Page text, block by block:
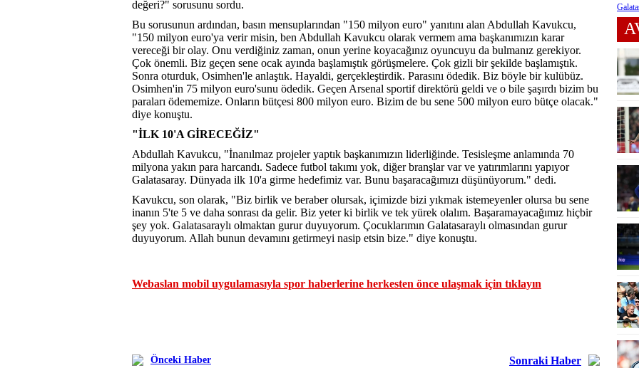
değeri?" sorusunu sordu.
Bu sorusunun ardından, basın mensuplarından "150 milyon euro" yanıtını alan Abdullah Kavukcu,
"150 milyon euro'ya verir misin, ben Abdullah Kavukcu olarak vermem ama başkanımızın karar
vereceği bir olay. Onu verdiğiniz zaman, onun yerine koyacağınız oyuncuyu da bulmanız gerekiyor.
Çok önemli. Biz geçen sene ocak ayında başlamıştık görüşmelere. Çok gizli bir şekilde başlamıştık.
Sonra oturduk, Osimhen'le anlaştık. Hayaldi, gerçekleştirdik. Parasını ödedik. Biz böyle bir kulübüz.
Osimhen'in 75 milyon euro'sunu ödedik. Geçen Arsenal sportif direktörü geldi ve o bile şaşırdı bizim bu
paraları ödememize. Onların bütçesi 800 milyon euro. Bizim de bu sene 500 milyon euro bütçe olacak."
diye konuştu.
"İLK 10'A GİRECEĞİZ"
Abdullah Kavukcu, "İnanılmaz projeler yaptık başkanımızın liderliğinde. Tesisleşme anlamında 70
milyona yakın para harcandı. Sadece futbol takımı yok, diğer branşlar var ve yatırımlarını yapıyor
Galatasaray. Dünyada ilk 10'a girme hedefimiz var. Bunu başaracağımızı düşünüyorum." dedi.
Kavukcu, son olarak, "Biz birlik ve beraber olursak, içimizde bizi yıkmak istemeyenler olursa bu sene
inanın 5'te 5 ve daha sonrası da gelir. Biz yeter ki birlik ve tek yürek olalım. Başaramayacağımız hiçbir
şey yok. Galatasaraylı olmaktan gurur duyuyorum. Çocuklarımın Galatasaraylı olmasından gurur
duyuyorum. Allah bunun devamını getirmeyi nasip etsin bize." diye konuştu.
Webaslan mobil uygulamasıyla spor haberlerine herkesten önce ulaşmak için tıklayın
Önceki Haber
Sonraki Haber